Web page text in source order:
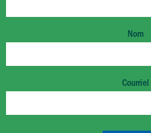
Nom
Courriel